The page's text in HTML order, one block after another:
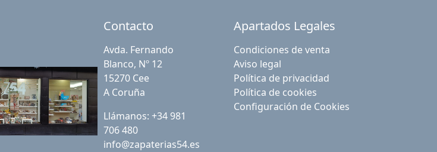
Contacto
Avda. Fernando
Blanco, Nº 12
15270 Cee
A Coruña
Llámanos: +34 981
706 480
info@zapaterias54.es
Apartados Legales
Condiciones de venta
Aviso legal
Política de privacidad
Política de cookies
Configuración de Cookies